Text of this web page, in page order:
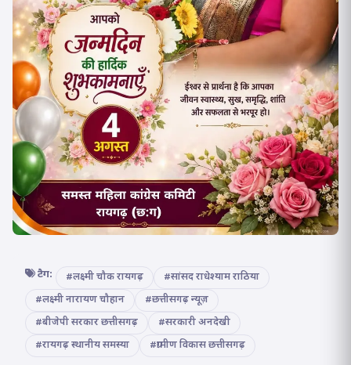
टैग: #लक्ष्मी चौक रायगढ़
#सांसद राधेश्याम राठिया
#लक्ष्मी नारायण चौहान
#छत्तीसगढ़ न्यूज़
#बीजेपी सरकार छत्तीसगढ़
#सरकारी अनदेखी
#रायगढ़ स्थानीय समस्या
#ग्रामीण विकास छत्तीसगढ़